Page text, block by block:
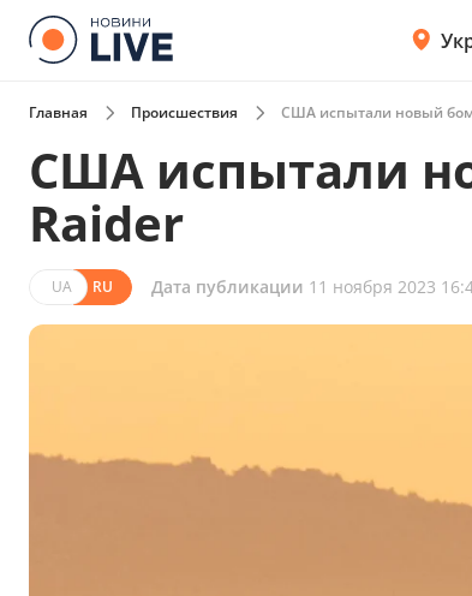
Главная Происшествия США испытали новый
США испытали
Raider
UA RU Дата публикации 11 ноября 2023